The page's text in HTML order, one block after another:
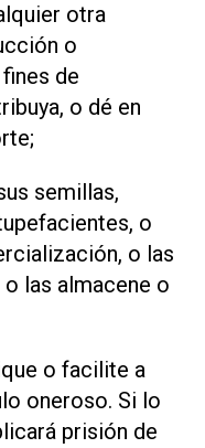
otra
o
de
o dé en
semillas,
o
o las
las almacene o
o facilite a
oneroso. Si lo
prisión de